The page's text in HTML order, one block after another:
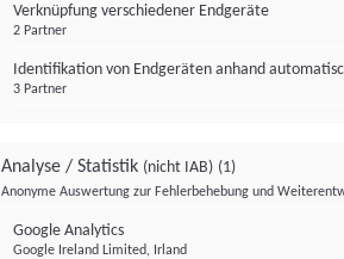
Verknüpfung verschiedener Endgeräte
2 Partner
Identifikation von Endgeräten anhand
3 Partner
Analyse / Statistik (nicht IAB) (1)
Anonyme Auswertung zur Fehlerbehebung und
Google Analytics
Google Ireland Limited, Irland